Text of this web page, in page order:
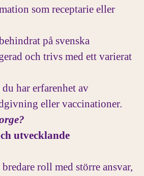
som receptarie eller
på svenska
och trivs med ett varierat
har erfarenhet av
eller vaccinationer.
utvecklande
roll med större ansvar,